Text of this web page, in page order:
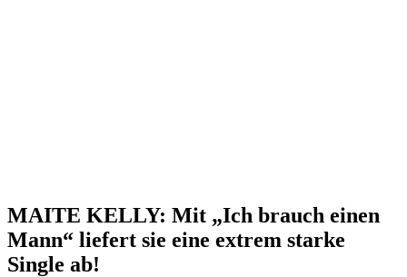
MAITE KELLY: Mit „Ich brauch einen
Mann“ liefert sie eine extrem starke
Single ab!